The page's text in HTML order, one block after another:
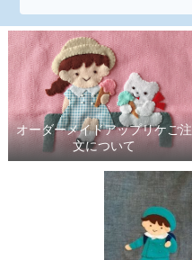
オーダーメイドアップリケご注
文について